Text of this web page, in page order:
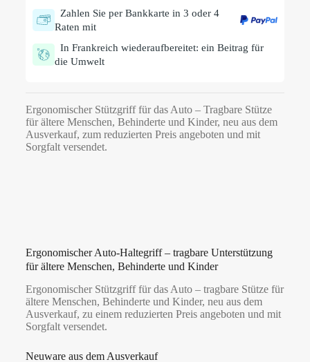
Zahlen Sie per Bankkarte in 3 oder 4
Raten mit
In Frankreich wiederaufbereitet: ein Beitrag für
die Umwelt
Ergonomischer Stützgriff für das Auto – Tragbare Stütze
für ältere Menschen, Behinderte und Kinder, neu aus dem
Ausverkauf, zum reduzierten Preis angeboten und mit
Sorgfalt versendet.
Ergonomischer Auto-Haltegriff – tragbare Unterstützung
für ältere Menschen, Behinderte und Kinder
Ergonomischer Stützgriff für das Auto – tragbare Stütze für
ältere Menschen, Behinderte und Kinder, neu aus dem
Ausverkauf, zu einem reduzierten Preis angeboten und mit
Sorgfalt versendet.
Neuware aus dem Ausverkauf